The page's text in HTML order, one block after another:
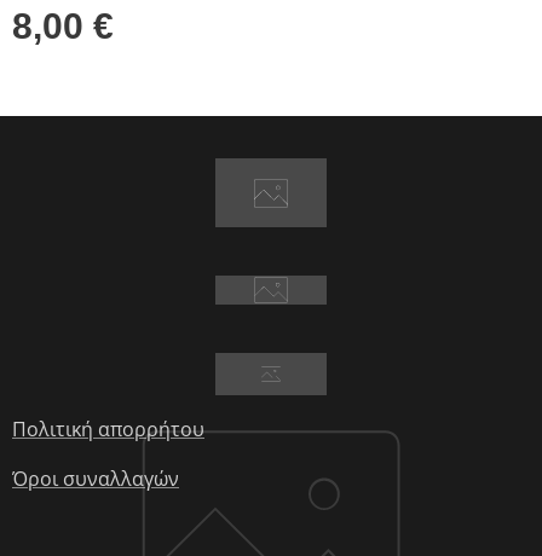
8,00 €
Πολιτική απορρήτου
Όροι συναλλαγών